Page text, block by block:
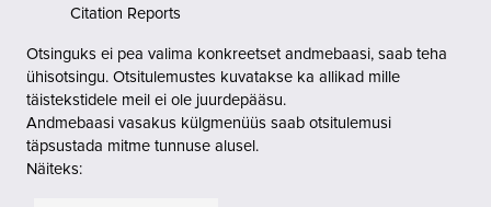
Citation Reports
Otsinguks ei pea valima konkreetset andmebaasi, saab teha
ühisotsingu. Otsitulemustes kuvatakse ka allikad mille
täistekstidele meil ei ole juurdepääsu.
Andmebaasi vasakus külgmenüüs saab otsitulemusi
täpsustada mitme tunnuse alusel.
Näiteks: